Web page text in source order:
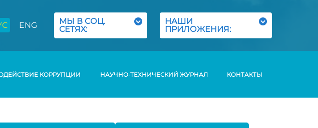
ENG
МЫ В СОЦ.
СЕТЯХ:
НАШИ
ПРИЛОЖЕНИЯ:
КОРРУПЦИИ НАУЧНО-ТЕХНИЧЕСКИЙ ЖУРНАЛ КОНТАКТЫ